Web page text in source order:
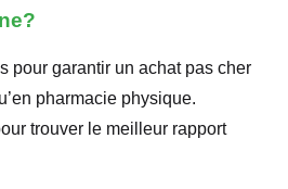
pour garantir un achat pas cher
pharmacie physique.
trouver le meilleur rapport